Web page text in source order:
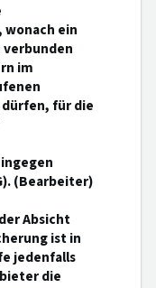
ein
im
für die
(Bearbeiter)
Absicht
ist in
jedenfalls
die